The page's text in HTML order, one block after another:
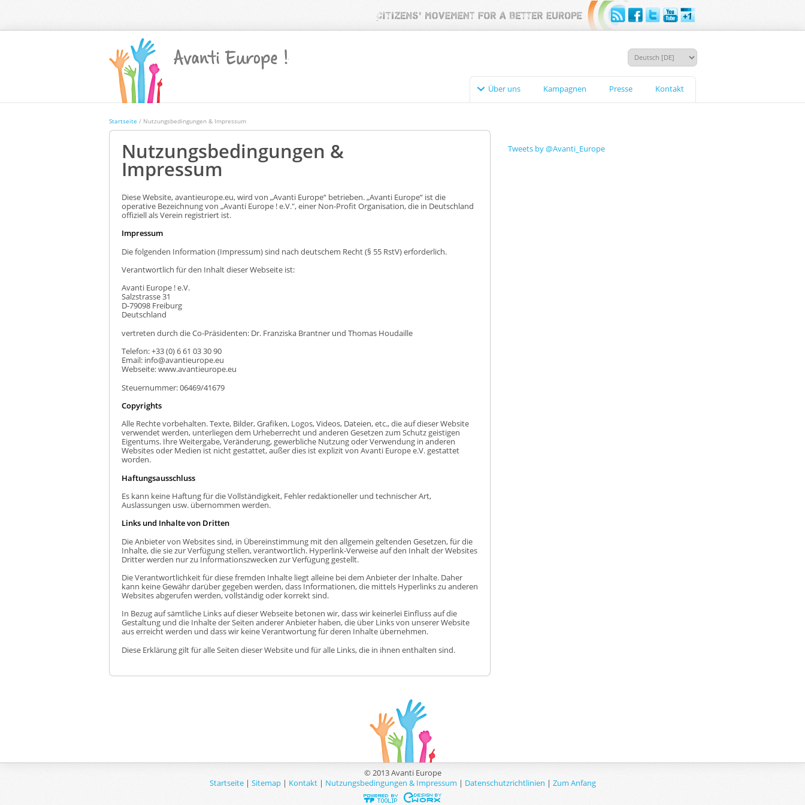
Über uns Kampagnen Presse Kontakt
Startseite / Nutzungsbedingungen & Impressum
Nutzungsbedingungen &
Impressum
Diese Website, avantieurope.eu, wird von „Avanti Europe“ betrieben. „Avanti Europe“ ist die
operative Bezeichnung von „Avanti Europe ! e.V.", einer Non-Profit Organisation, die in Deutschland
offiziell als Verein registriert ist.
Impressum
Die folgenden Information (Impressum) sind nach deutschem Recht (§ 55 RstV) erforderlich.
Verantwortlich für den Inhalt dieser Webseite ist:
Avanti Europe ! e.V.
Salzstrasse 31
D-79098 Freiburg
Deutschland
vertreten durch die Co-Präsidenten: Dr. Franziska Brantner und Thomas Houdaille
Telefon: +33 (0) 6 61 03 30 90
Email: info@avantieurope.eu
Webseite: www.avantieurope.eu
Steuernummer: 06469/41679
Copyrights
Alle Rechte vorbehalten. Texte, Bilder, Grafiken, Logos, Videos, Dateien, etc., die auf dieser Website
verwendet werden, unterliegen dem Urheberrecht und anderen Gesetzen zum Schutz geistigen
Eigentums. Ihre Weitergabe, Veränderung, gewerbliche Nutzung oder Verwendung in anderen
Websites oder Medien ist nicht gestattet, außer dies ist explizit von Avanti Europe e.V. gestattet
worden.
Haftungsausschluss
Es kann keine Haftung für die Vollständigkeit, Fehler redaktioneller und technischer Art,
Auslassungen usw. übernommen werden.
Links und Inhalte von Dritten
Die Anbieter von Websites sind, in Übereinstimmung mit den allgemein geltenden Gesetzen, für die
Inhalte, die sie zur Verfügung stellen, verantwortlich. Hyperlink-Verweise auf den Inhalt der Websites
Dritter werden nur zu Informationszwecken zur Verfügung gestellt.
Die Verantwortlichkeit für diese fremden Inhalte liegt alleine bei dem Anbieter der Inhalte. Daher
kann keine Gewähr darüber gegeben werden, dass Informationen, die mittels Hyperlinks zu anderen
Websites abgerufen werden, vollständig oder korrekt sind.
In Bezug auf sämtliche Links auf dieser Webseite betonen wir, dass wir keinerlei Einfluss auf die
Gestaltung und die Inhalte der Seiten anderer Anbieter haben, die über Links von unserer Website
aus erreicht werden und dass wir keine Verantwortung für deren Inhalte übernehmen.
Diese Erklärung gilt für alle Seiten dieser Website und für alle Links, die in ihnen enthalten sind.
Tweets by @Avanti_Europe
© 2013 Avanti Europe
Startseite| Sitemap| Kontakt| Nutzungsbedingungen & Impressum | Datenschutzrichtlinien | Zum Anfang